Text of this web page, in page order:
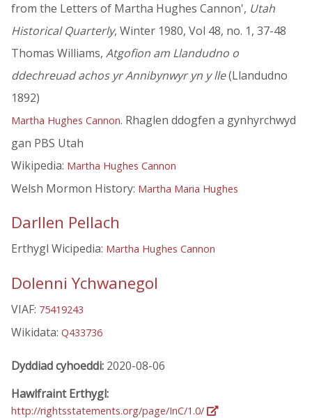
from the Letters of Martha Hughes Cannon', Utah
Historical Quarterly, Winter 1980, Vol 48, no. 1, 37-48
Thomas Williams, Atgofion am Llandudno o
ddechreuad achos yr Annibynwyr yn y lle(Llandudno
1892)
Martha Hughes Cannon. Rhaglen ddogfen a gynhyrchwyd
gan PBS Utah
Wikipedia: Martha Hughes Cannon
Welsh Mormon History: Martha Maria Hughes
Darllen Pellach
Erthygl Wicipedia: Martha Hughes Cannon
Dolenni Ychwanegol
VIAF: 75419243
Wikidata: Q433736
Dyddiad cyhoeddi: 2020-08-06
Hawlfraint Erthygl:
http://rightsstatements.org/page/InC/1.0/